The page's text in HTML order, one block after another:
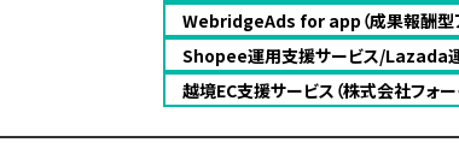
WebridgeAds for app（成果報酬型
Shopee運用支援サービス/Lazada
越境EC支援サービス（株式会社フォー